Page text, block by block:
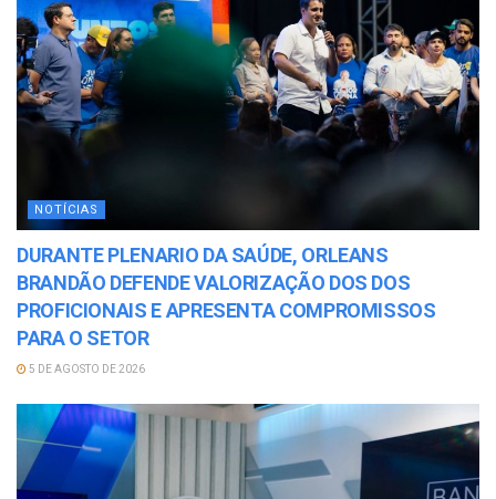
NOTÍCIAS
DURANTE PLENARIO DA SAÚDE, ORLEANS
BRANDÃO DEFENDE VALORIZAÇÃO DOS DOS
PROFICIONAIS E APRESENTA COMPROMISSOS
PARA O SETOR
5 DE AGOSTO DE 2026